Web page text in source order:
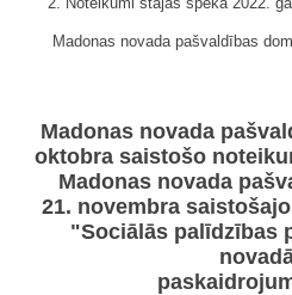
Madonas novada pašvaldības
Madonas novada
oktobra saistošo
Madonas novada
21. novembra
"Sociālās palīdzības